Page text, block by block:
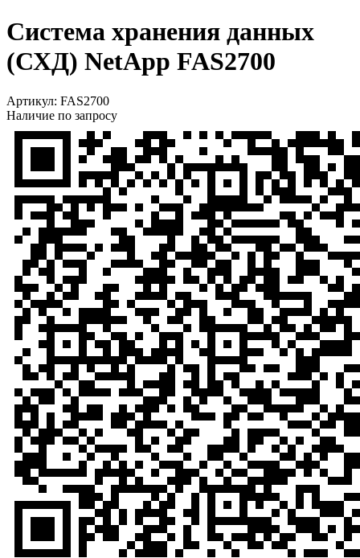
Система хранения данных
(СХД) NetApp FAS2700
Артикул: FAS2700
Наличие по запросу